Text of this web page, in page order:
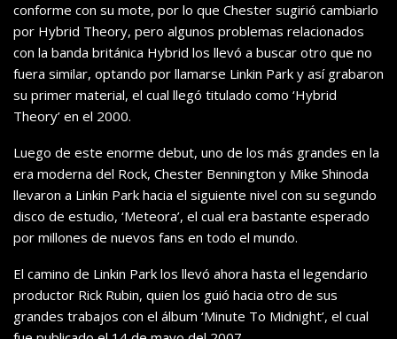
conforme con su mote, por lo que Chester sugirió cambiarlo
por Hybrid Theory, pero algunos problemas relacionados
con la banda británica Hybrid los llevó a buscar otro que no
fuera similar, optando por llamarse Linkin Park y así grabaron
su primer material, el cual llegó titulado como ‘Hybrid
Theory’ en el 2000.
Luego de este enorme debut, uno de los más grandes en la
era moderna del Rock, Chester Bennington y Mike Shinoda
llevaron a Linkin Park hacia el siguiente nivel con su segundo
disco de estudio, ‘Meteora’, el cual era bastante esperado
por millones de nuevos fans en todo el mundo.
El camino de Linkin Park los llevó ahora hasta el legendario
productor Rick Rubin, quien los guió hacia otro de sus
grandes trabajos con el álbum ‘Minute To Midnight’, el cual